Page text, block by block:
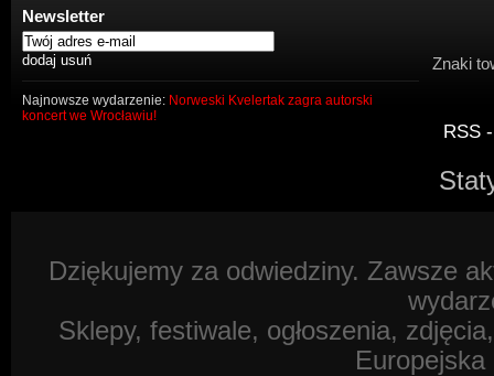
Newsletter
Najnowsze wydarzenie: Norweski Kvelertak zagra autorski
koncert we Wrocławiu!
Znaki
RSS
Dziękujemy za odwiedziny. Zawsze
Sklepy, festiwale, ogłoszenia,